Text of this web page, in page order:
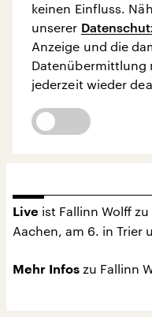
keinen Einfluss.
unserer
Anzeige und die
Datenübermittlung
jederzeit wieder
Live ist Fallinn Wolff
Aachen, am 6. in Trier
Mehr Infos zu Fallinn